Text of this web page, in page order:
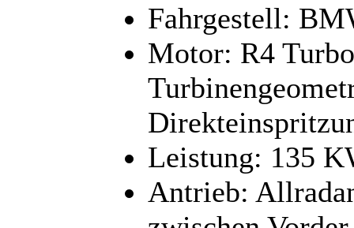
Fahrgestell:
Motor: R4
Leistung: 135
Antrieb: